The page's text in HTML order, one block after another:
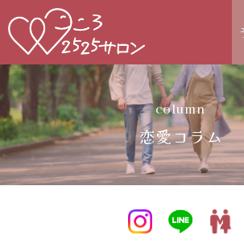
column
恋愛コラム